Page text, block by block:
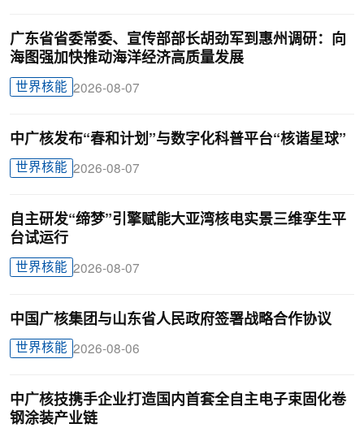
广东省省委常委、宣传部部长胡劲军到惠州调研：向
海图强加快推动海洋经济高质量发展
世界核能 2026-08-07
中广核发布“春和计划”与数字化科普平台“核谐星球”
世界核能 2026-08-07
自主研发“缔梦”引擎赋能大亚湾核电实景三维孪生平
台试运行
世界核能 2026-08-07
中国广核集团与山东省人民政府签署战略合作协议
世界核能 2026-08-06
中广核技携手企业打造国内首套全自主电子束固化卷
钢涂装产业链